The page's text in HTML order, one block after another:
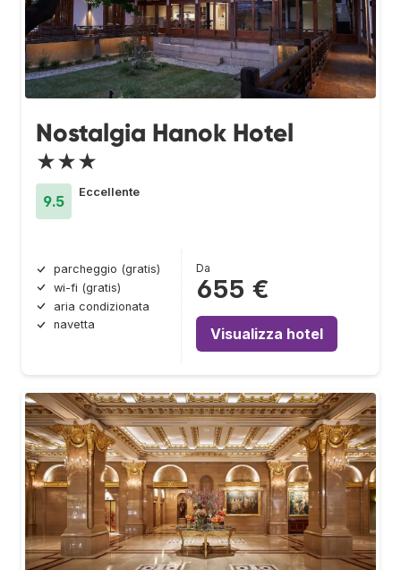
Nostalgia Hanok Hotel
★★★
9.5
Eccellente
parcheggio (gratis)
wi-fi (gratis)
aria condizionata
navetta
Da
655 €
Visualizza hotel